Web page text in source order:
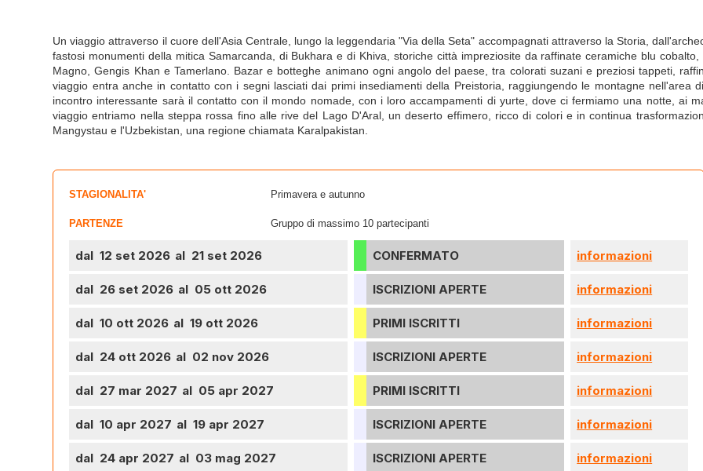
Un viaggio attraverso il cuore dell'Asia Centrale, lungo la leggendaria "Via della Seta" accompagnati attraverso la Storia,
fastosi monumenti della mitica Samarcanda, di Bukhara e di Khiva, storiche città impreziosite da raffinate ceramiche blu
Magno, Gengis Khan e Tamerlano. Bazar e botteghe animano ogni angolo del paese, tra colorati suzani e preziosi tappeti,
viaggio entra anche in contatto con i segni lasciati dai primi insediamenti della Preistoria, raggiungendo le montagne nell'area
incontro interessante sarà il contatto con il mondo nomade, con i loro accampamenti di yurte, dove ci fermiamo una notte, ai
viaggio entriamo nella steppa rossa fino alle rive del Lago D'Aral, un deserto effimero, ricco di colori e in continua
Mangystau e l'Uzbekistan, una regione chiamata Karalpakistan.
STAGIONALITA' Primavera e autunno
PARTENZE Gruppo di massimo 10 partecipanti
dal 12 set 2026 al 21 set 2026 CONFERMATO informazioni
dal 26 set 2026 al 05 ott 2026 ISCRIZIONI APERTE informazioni
dal 10 ott 2026 al 19 ott 2026 PRIMI ISCRITTI informazioni
dal 24 ott 2026 al 02 nov 2026 ISCRIZIONI APERTE informazioni
dal 27 mar 2027 al 05 apr 2027 PRIMI ISCRITTI informazioni
dal 10 apr 2027 al 19 apr 2027 ISCRIZIONI APERTE informazioni
dal 24 apr 2027 al 03 mag 2027 ISCRIZIONI APERTE informazioni